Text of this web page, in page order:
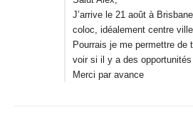
J’arrive le 21 août à
coloc, idéalement centre
Pourrais je me permettre de
voir si il y a des
Merci par avance